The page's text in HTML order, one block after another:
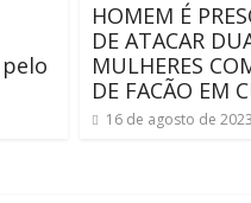
HOMEM É
DE ATACAR
MULHERES
DE FACÃO EM
16 de agosto de 2023